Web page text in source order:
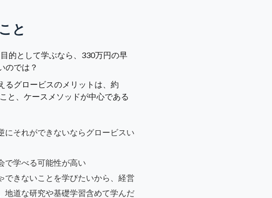
と
的として学ぶなら、330万円の早
のでは？
るグロービスのメリットは、約
と、ケースメソッドが中心である
それができないならグロービスい
で学べる可能性が高い
きないことを学びたいから、経営
地道な研究や基礎学習含めて学んだ